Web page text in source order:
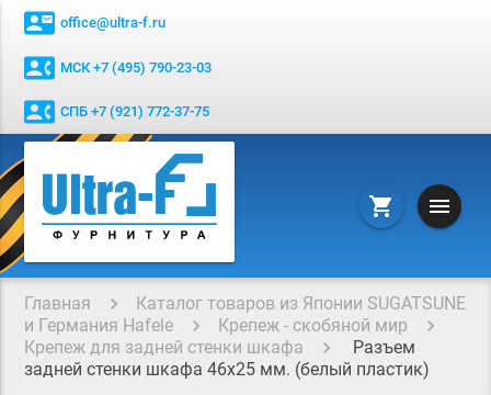
contact_mail office@ultra-f.ru
contact_phone МСК +7 (495) 790-23-03
contact_phone СПБ +7 (921) 772-37-75
shopping_cart menu
Главная
Каталог товаров из Японии SUGATSUNE
и Германия Hafele
Крепеж - скобяной мир
Крепеж для задней стенки шкафа
Разъем
задней стенки шкафа 46х25 мм. (белый пластик)